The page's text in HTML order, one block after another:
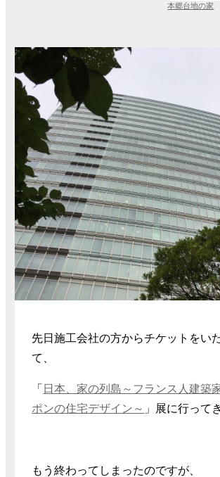
本郷台地の家
先日施工会社の方からチケットをい
て、
「 日本、家の列島～フランス人建築
ポンの住宅デザイン～ 」展に行って
もう終わってしまったのですが、